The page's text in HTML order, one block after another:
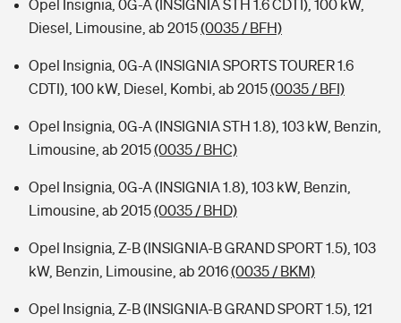
Opel Insignia, 0G-A (INSIGNIA STH 1.6 CDTI), 100 kW,
Diesel, Limousine, ab 2015(0035 / BFH)
Opel Insignia, 0G-A (INSIGNIA SPORTS TOURER 1.6
CDTI), 100 kW, Diesel, Kombi, ab 2015(0035 / BFI)
Opel Insignia, 0G-A (INSIGNIA STH 1.8), 103 kW, Benzin,
Limousine, ab 2015(0035 / BHC)
Opel Insignia, 0G-A (INSIGNIA 1.8), 103 kW, Benzin,
Limousine, ab 2015(0035 / BHD)
Opel Insignia, Z-B (INSIGNIA-B GRAND SPORT 1.5), 103
kW, Benzin, Limousine, ab 2016(0035 / BKM)
Opel Insignia, Z-B (INSIGNIA-B GRAND SPORT 1.5), 121